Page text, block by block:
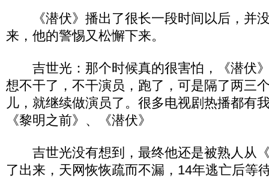
《潜伏》播出了很长一段时间以后，并
来，他的警惕又松懈下来。
吉世光：那个时候真的很害怕，《潜伏
想不干了，不干演员，跑了，可是隔了两三
儿，就继续做演员了。很多电视剧热播都有
《黎明之前》、《潜伏》
吉世光没有想到，最终他还是被熟人从
了出来，天网恢恢疏而不漏，14年逃亡后等